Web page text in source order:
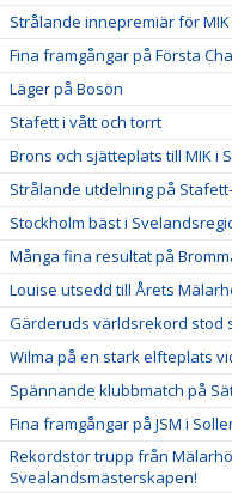
Strålande innepremiär för
Fina framgångar på Första
Läger på Bosön
Stafett i vått och torrt
Brons och sjätteplats till MIK i
Strålande utdelning på
Stockholm bäst i
Många fina resultat på
Louise utsedd till Årets
Gärderuds världsrekord stod
Wilma på en stark elfteplats
Spännande klubbmatch på
Fina framgångar på JSM i
Rekordstor trupp från
Svealandsmästerskapen!